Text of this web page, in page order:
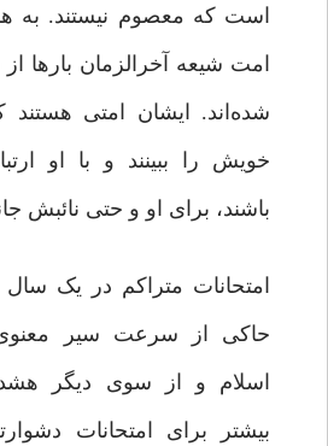
است که معصوم نیستند. به
امت شیعه آخرالزمان بارها
شده‌اند. ایشان امتی هستند
خویش را ببینند و با او
باشند، برای او و حتی نائبش
امتحانات متراکم در یک
حاکی از سرعت سیر
اسلام و از سوی دیگر
بیشتر برای امتحانات